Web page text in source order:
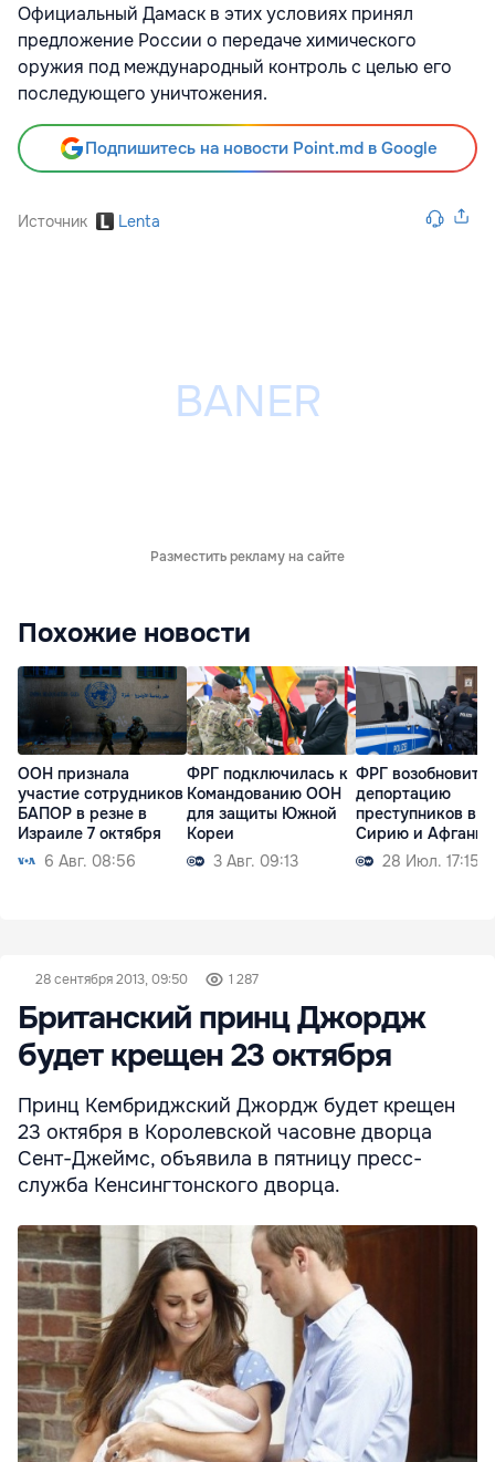
Официальный Дамаск в этих условиях принял
предложение России о передаче химического
оружия под международный контроль с целью его
последующего уничтожения.
Подпишитесь на новости Point.md в Google
Источник Lenta
Разместить рекламу на сайте
Похожие новости
ООН признала
участие сотрудников
БАПОР в резне в
Израиле 7 октября
6 Авг. 08:56
ФРГ подключилась к
Командованию ООН
для защиты Южной
Кореи
3 Авг. 09:13
ФРГ возобновит
депортацию
преступников в
Сирию и
28 Июл. 17:15
28 сентября 2013, 09:50 1 287
Британский принц Джордж
будет крещен 23 октября
Принц Кембриджский Джордж будет крещен
23 октября в Королевской часовне дворца
Сент-Джеймс, объявила в пятницу пресс-
служба Кенсингтонского дворца.